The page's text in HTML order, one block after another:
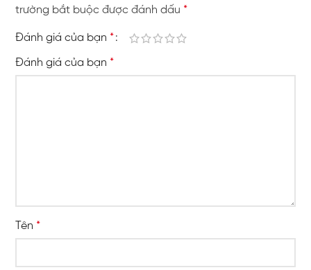
trường bắt buộc được đánh dấu *
Đánh giá của bạn *
Đánh giá của bạn *
Tên *